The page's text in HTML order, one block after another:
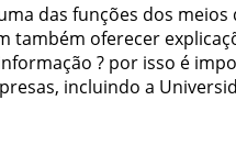
das funções dos meios
também oferecer
? por isso é
, incluindo a